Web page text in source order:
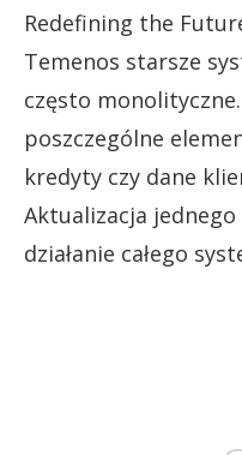
Redefining the
Temenos starsze
często
poszczególne
kredyty czy dane
Aktualizacja jednego
działanie całego